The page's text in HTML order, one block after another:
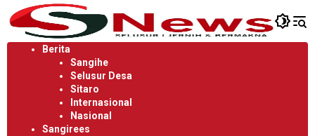
Langsung
ke
konten
Berita
Sangihe
Selusur Desa
Sitaro
Internasional
Nasional
Sangirees